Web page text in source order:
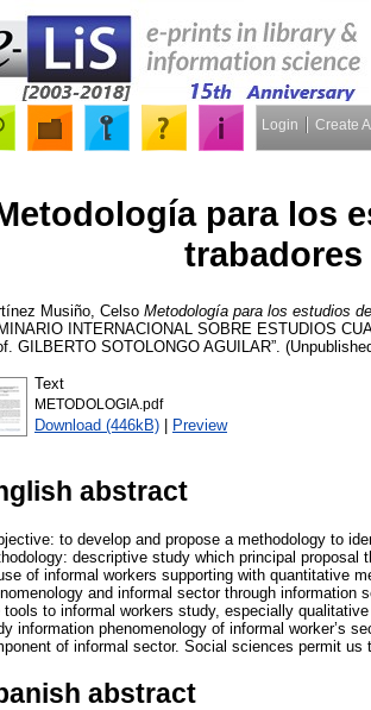
Login Create
para los
Musiño, Celso Metodología para los estudios
INTERNACIONAL SOBRE ESTUDIOS
GILBERTO SOTOLONGO AGUILAR”.
Text
METODOLOGIA.pdf
Download (446kB) | Preview
abstract
to develop and propose a methodology to
descriptive study which principal
of informal workers supporting with quantitative
and informal sector through
tools to informal workers study, especially
information phenomenology of informal worker’s
of informal sector. Social sciences permit
abstract